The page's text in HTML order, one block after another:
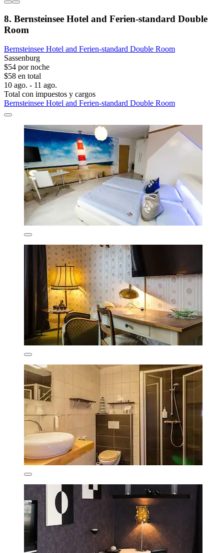
8. Bernsteinsee Hotel and Ferien-standard Double
Room
Bernsteinsee Hotel and Ferien-standard Double Room
Sassenburg
$54 por noche
$58 en total
10 ago. - 11 ago.
Total con impuestos y cargos
Bernsteinsee Hotel and Ferien-standard Double Room